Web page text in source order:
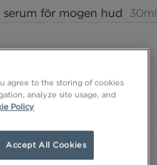
för mogen hud 30ml
agree to the storing of cookies
analyze site usage, and
Policy
Accept All Cookies